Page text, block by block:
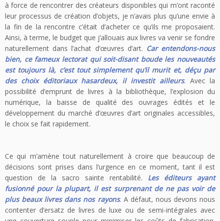
à force de rencontrer des créateurs disponibles qui m’ont raconté
leur processus de création d’objets, je n’avais plus qu’une envie à
la fin de la rencontre c’était d’acheter ce qu’ils me proposaient.
Ainsi, à terme, le budget que j’allouais aux livres va venir se fondre
naturellement dans l’achat d’œuvres d’art. Car entendons-nous
bien, ce fameux lectorat qui soit-disant boude les nouveautés
est toujours là, c’est tout simplement qu’il murit et, déçu par
des choix éditoriaux hasardeux, il investit ailleurs. Avec la
possibilité d’emprunt de livres à la bibliothèque, l’explosion du
numérique, la baisse de qualité des ouvrages édités et le
développement du marché d’œuvres d’art originales accessibles,
le choix se fait rapidement.
Ce qui m’amène tout naturellement à croire que beaucoup de
décisions sont prises dans l’urgence en ce moment, tant il est
question de la sacro sainte rentabilité. Les éditeurs ayant
fusionné pour la plupart, il est surprenant de ne pas voir de
plus beaux livres dans nos rayons. A défaut, nous devons nous
contenter d’ersatz de livres de luxe ou de semi-intégrales avec